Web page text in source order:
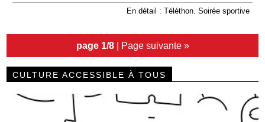
En détail : Téléthon. Soirée sportive
page 1/8| Page suivante »
CULTURE ACCESSIBLE À TOUS